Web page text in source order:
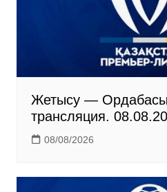
Жетысу —
трансляция.
08/08/2026